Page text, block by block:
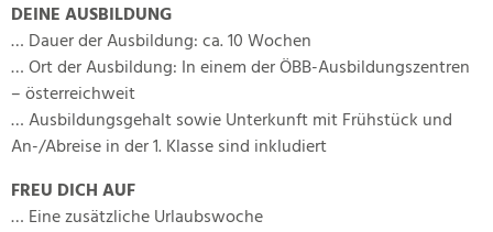
DEINE AUSBILDUNG
… Dauer der Ausbildung: ca. 10 Wochen
… Ort der Ausbildung: In einem der ÖBB-Ausbildungszentren
– österreichweit
… Ausbildungsgehalt sowie Unterkunft mit Frühstück und
An-/Abreise in der 1. Klasse sind inkludiert
FREU DICH AUF
… Eine zusätzliche Urlaubswoche